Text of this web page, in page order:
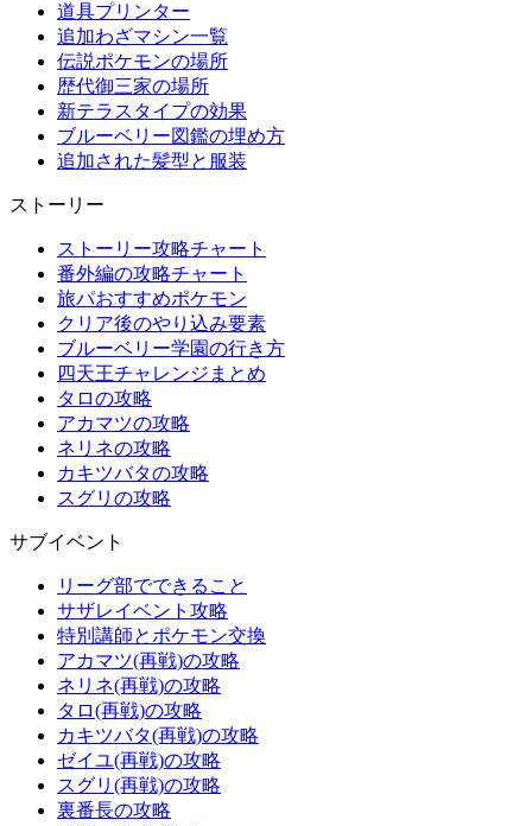
道具プリンター
追加わざマシン一覧
伝説ポケモンの場所
歴代御三家の場所
新テラスタイプの効果
ブルーベリー図鑑の埋め方
追加された髪型と服装
ストーリー
ストーリー攻略チャート
番外編の攻略チャート
旅パおすすめポケモン
クリア後のやり込み要素
ブルーベリー学園の行き方
四天王チャレンジまとめ
タロの攻略
アカマツの攻略
ネリネの攻略
カキツバタの攻略
スグリの攻略
サブイベント
リーグ部でできること
サザレイベント攻略
特別講師とポケモン交換
アカマツ(再戦)の攻略
ネリネ(再戦)の攻略
タロ(再戦)の攻略
カキツバタ(再戦)の攻略
ゼイユ(再戦)の攻略
スグリ(再戦)の攻略
裏番長の攻略